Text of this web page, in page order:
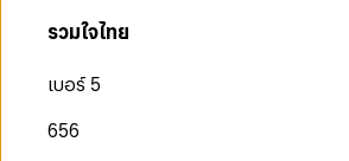
รวมใจไทย
เบอร์ 5
656